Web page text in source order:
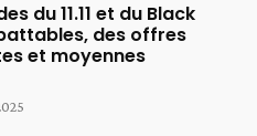
du 11.11 et du Black
des offres
et moyennes